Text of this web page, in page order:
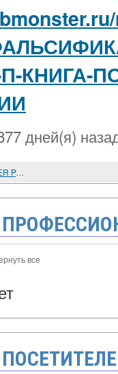
КНИГА-
дней(я)
ANDREAS HOHLFELD, DAS FRANKFURTER PARLAMENT UND SEIN KAMPF UM DAS DEUTSCHE HEER. WILHELM DOHL, DIE DEUTSCHE NATIONALVERSAMMLUNG VON 1848 IM SPIEGEL DER "NEUEN RHEINISCHEN ZEITUNG"
все